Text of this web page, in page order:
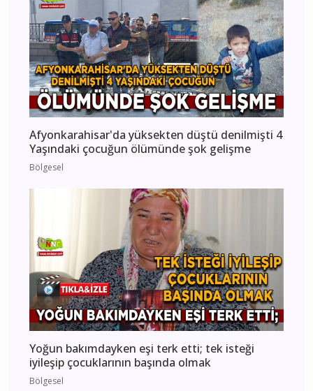
Afyonkarahisar'da yüksekten düştü denilmişti 4
Yaşındaki çocuğun ölümünde şok gelişme
Bölgesel
Yoğun bakımdayken eşi terk etti; tek isteği
iyileşip çocuklarının başında olmak
Bölgesel